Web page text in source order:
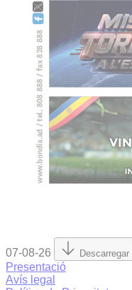
07-08-26
Presentació
Avís legal